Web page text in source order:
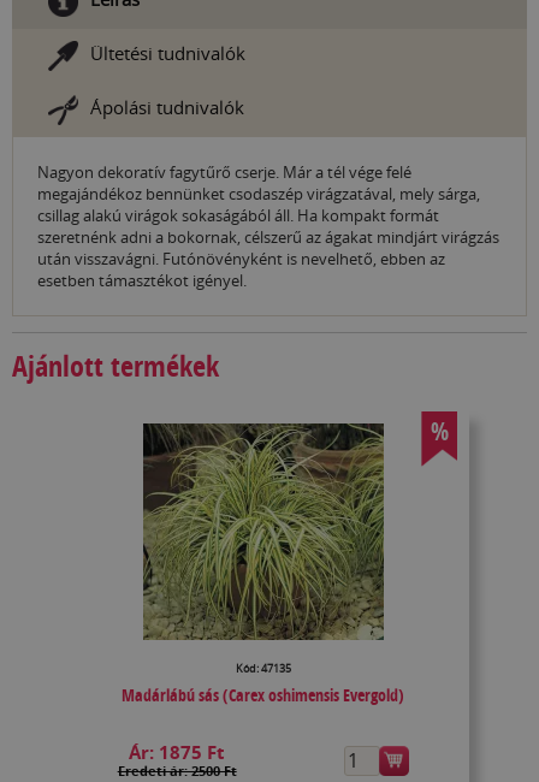
Ültetési tudnivalók
Ápolási tudnivalók
Nagyon dekoratív fagytűrő cserje. Már a tél vége felé
megajándékoz bennünket csodaszép virágzatával, mely sárga,
csillag alakú virágok sokaságából áll. Ha kompakt formát
szeretnénk adni a bokornak, célszerű az ágakat mindjárt virágzás
után visszavágni. Futónövényként is nevelhető, ebben az
esetben támasztékot igényel.
Ajánlott termékek
%
Kód: 47135
Madárlábú sás (Carex oshimensis Evergold)
Ár: 1875 Ft
Eredeti ár: 2500 Ft